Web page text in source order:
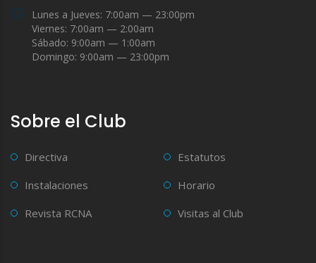
Lunes a Jueves: 7:00am — 23:00pm
Viernes: 7:00am — 2:00am
Sábado: 9:00am — 1:00am
Domingo: 9:00am — 23:00pm
Sobre el Club
Directiva
Estatutos
Instalaciones
Horario
Revista RCNA
Visitas al Club